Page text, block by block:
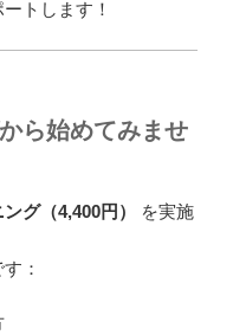
トします！
ら始めてみませ
グ（4,400円）
を実施
：